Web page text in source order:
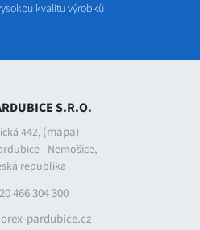
kvalitu výrobků
S.R.O.
442, (mapa)
- Nemošice,
republika
466 304 300
pardubice.cz